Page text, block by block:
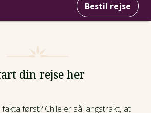
Bestil rejse
din rejse her
først? Chile er så langstrakt, at